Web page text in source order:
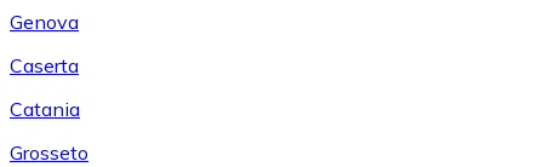
Genova
Caserta
Catania
Grosseto